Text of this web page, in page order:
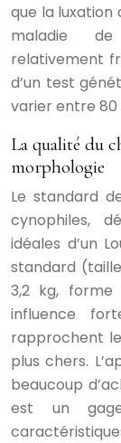
que la
maladie de
relativement
d’un test
varier entre 80
La qualité du
morphologie
Le standard
cynophiles,
idéales d’un
standard
3,2 kg,
influence
rapprochent
plus chers.
beaucoup
est un